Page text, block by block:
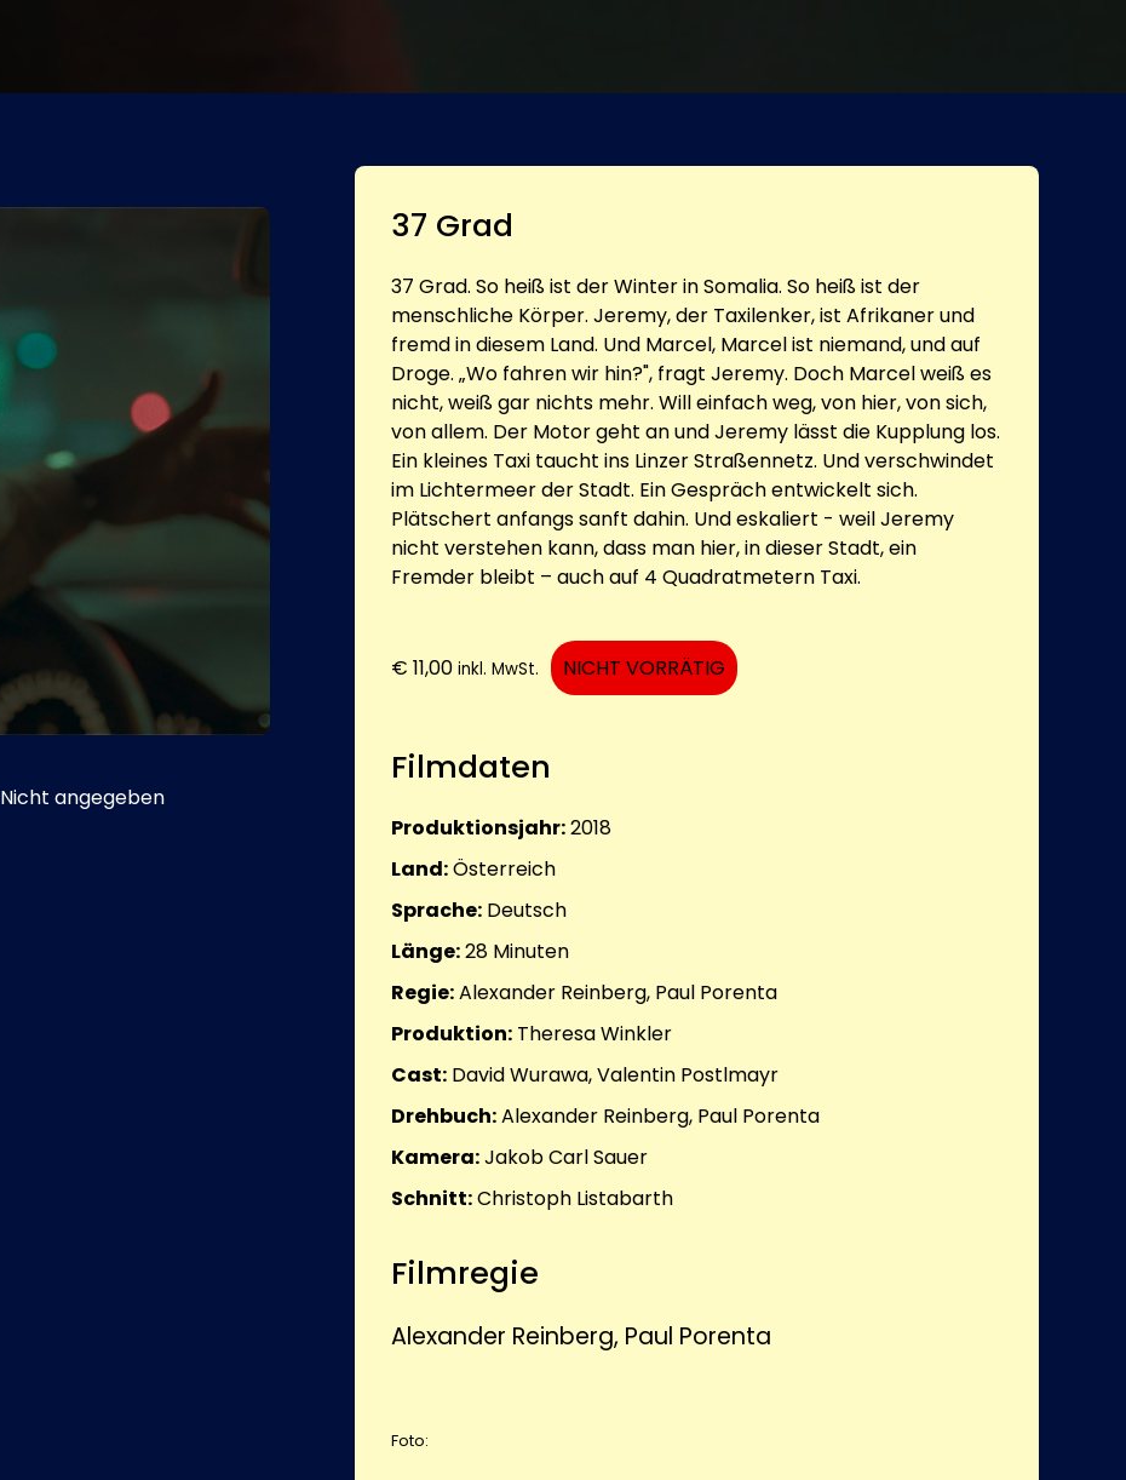
Nicht angegeben
37 Grad
37 Grad. So heiß ist der Winter in Somalia. So heiß ist der
menschliche Körper. Jeremy, der Taxilenker, ist Afrikaner und
fremd in diesem Land. Und Marcel, Marcel ist niemand, und auf
Droge. „Wo fahren wir hin?", fragt Jeremy. Doch Marcel weiß es
nicht, weiß gar nichts mehr. Will einfach weg, von hier, von sich,
von allem. Der Motor geht an und Jeremy lässt die Kupplung los.
Ein kleines Taxi taucht ins Linzer Straßennetz. Und verschwindet
im Lichtermeer der Stadt. Ein Gespräch entwickelt sich.
Plätschert anfangs sanft dahin. Und eskaliert - weil Jeremy
nicht verstehen kann, dass man hier, in dieser Stadt, ein
Fremder bleibt – auch auf 4 Quadratmetern Taxi.
€ 11,00 inkl. MwSt. NICHT VORRÄTIG
Filmdaten
Produktionsjahr:2018
Land:Österreich
Sprache: Deutsch
Länge:28 Minuten
Regie:Alexander Reinberg, Paul Porenta
Produktion: Theresa Winkler
Cast: David Wurawa, Valentin Postlmayr
Drehbuch:Alexander Reinberg, Paul Porenta
Kamera:Jakob Carl Sauer
Schnitt:Christoph Listabarth
Filmregie
Alexander Reinberg, Paul Porenta
Foto: